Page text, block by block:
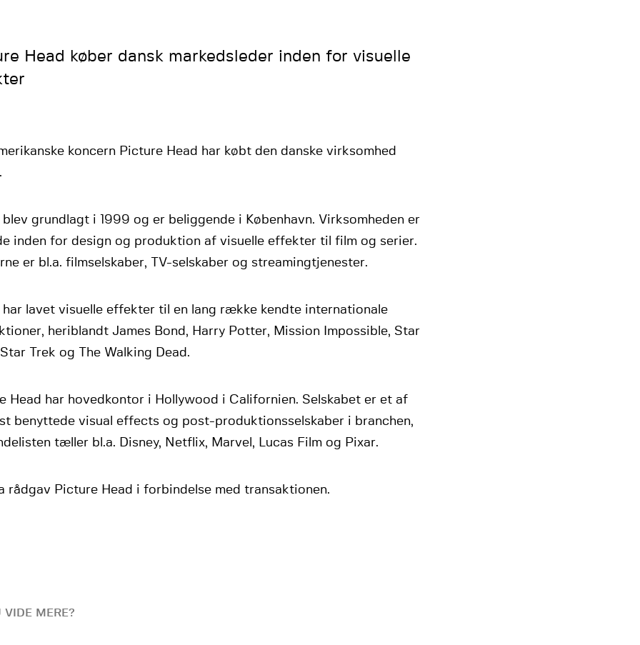
Head køber dansk markedsleder inden for visuelle
koncern Picture Head har købt den danske virksomhed
blev grundlagt i 1999 og er beliggende i København. Virksomheden er
inden for design og produktion af visuelle effekter til film og serier.
er bl.a. filmselskaber, TV-selskaber og streamingtjenester.
har lavet visuelle effekter til en lang række kendte internationale
heriblandt James Bond, Harry Potter, Mission Impossible, Star
Trek og The Walking Dead.
Head har hovedkontor i Hollywood i Californien. Selskabet er et af
benyttede visual effects og post-produktionsselskaber i branchen,
tæller bl.a. Disney, Netflix, Marvel, Lucas Film og Pixar.
rådgav Picture Head i forbindelse med transaktionen.
VIDE MERE?